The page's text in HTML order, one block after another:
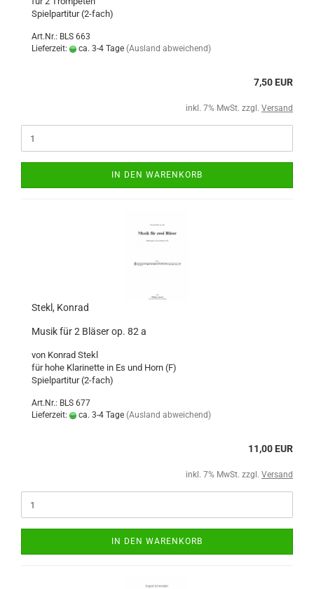
Spielpartitur (2-fach)
Art.Nr.: BLS 663
Lieferzeit:
ca. 3-4 Tage (Ausland abweichend)
7,50 EUR
inkl. 7% MwSt. zzgl. Versand
IN DEN WARENKORB
Stekl, Konrad
Musik für 2 Bläser op. 82 a
von Konrad Stekl
für hohe Klarinette in Es und Horn (F)
Spielpartitur (2-fach)
Art.Nr.: BLS 677
Lieferzeit:
ca. 3-4 Tage (Ausland abweichend)
11,00 EUR
inkl. 7% MwSt. zzgl. Versand
IN DEN WARENKORB